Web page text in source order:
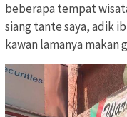
beberapa tempat
siang tante saya, adik
kawan lamanya makan